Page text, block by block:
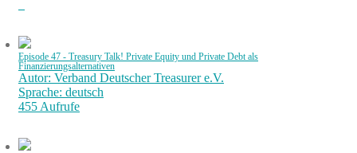
Episode 47 - Treasury Talk! Private Equity und Private Debt als
Finanzierungsalternativen
Autor: Verband Deutscher Treasurer e.V.
Sprache: deutsch
455 Aufrufe